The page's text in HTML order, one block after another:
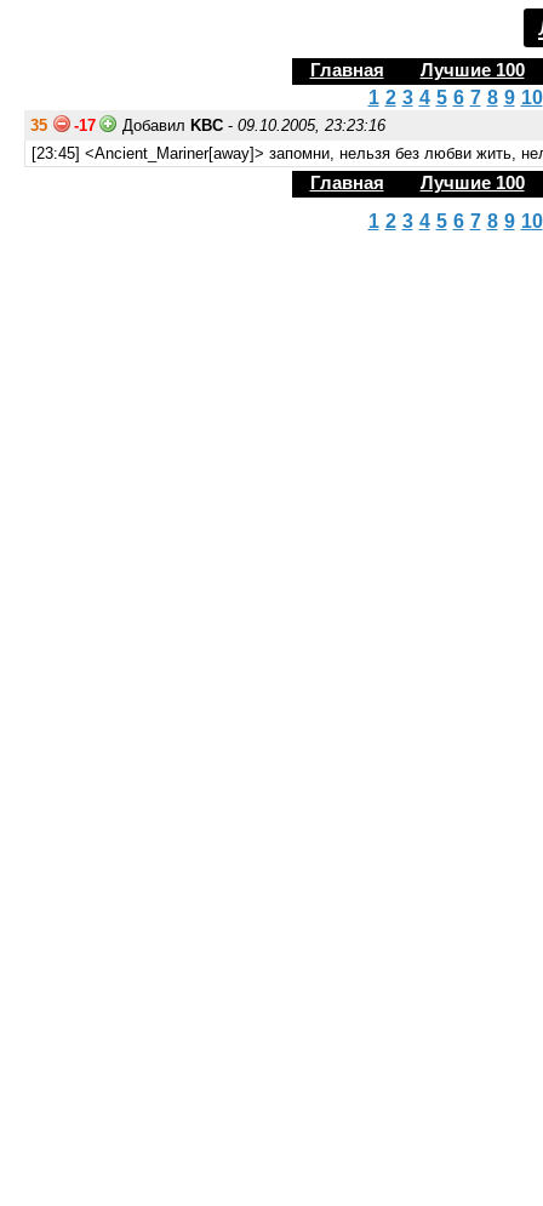
Главная Лучшие 100
1 2 3 4 5 6 7 8 9 10
35 -17 Добавил KBC - 09.10.2005, 23:23:16
[23:45] <Ancient_Mariner[away]> запомни, нельзя без любви жить,
Главная Лучшие 100
1 2 3 4 5 6 7 8 9 10